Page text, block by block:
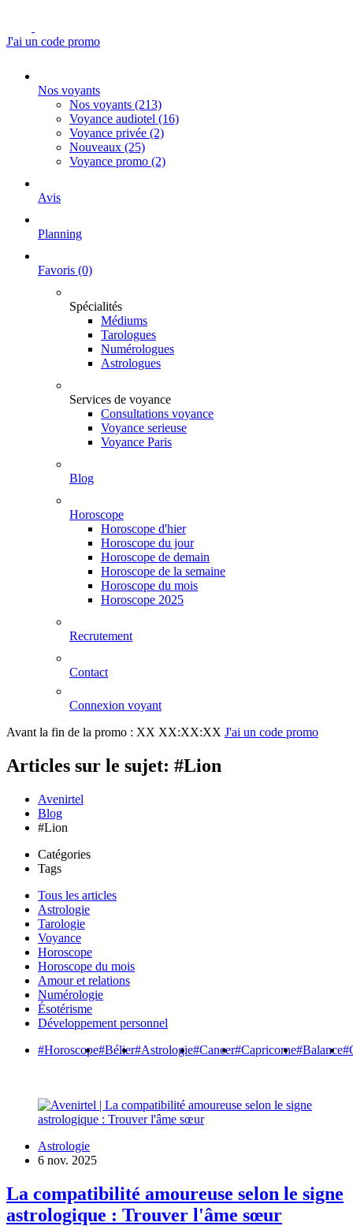
J'ai un code promo
Nos voyants
Nos voyants (213)
Voyance audiotel (16)
Voyance privée (2)
Nouveaux (25)
Voyance promo (2)
Avis
Planning
Favoris (0)
Spécialités
Médiums
Tarologues
Numérologues
Astrologues
Services de voyance
Consultations voyance
Voyance serieuse
Voyance Paris
Blog
Horoscope
Horoscope d'hier
Horoscope du jour
Horoscope de demain
Horoscope de la semaine
Horoscope du mois
Horoscope 2025
Recrutement
Contact
Connexion voyant
Avant la fin de la promo : XX XX:XX:XX J'ai un code promo
Articles sur le sujet: #Lion
Avenirtel
Blog
#Lion
Catégories
Tags
Tous les articles
Astrologie
Tarologie
Voyance
Horoscope
Horoscope du mois
Amour et relations
Numérologie
Ésotérisme
Développement personnel
#Horoscope#Bélier#Astrologie#Cancer#Capricorne#Balance
Astrologie
6 nov. 2025
La compatibilité amoureuse selon le signe
astrologique : Trouver l'âme sœur